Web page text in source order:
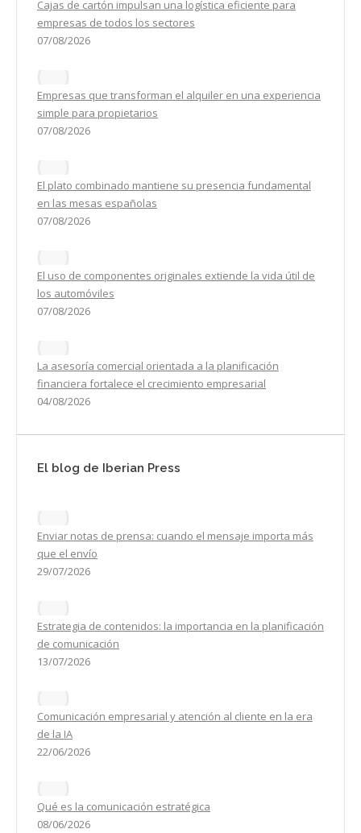
Cajas de cartón impulsan una logística eficiente para
empresas de todos los sectores
07/08/2026
Empresas que transforman el alquiler en una experiencia
simple para propietarios
07/08/2026
El plato combinado mantiene su presencia fundamental
en las mesas españolas
07/08/2026
El uso de componentes originales extiende la vida útil de
los automóviles
07/08/2026
La asesoría comercial orientada a la planificación
financiera fortalece el crecimiento empresarial
04/08/2026
El blog de Iberian Press
Enviar notas de prensa: cuando el mensaje importa más
que el envío
29/07/2026
Estrategia de contenidos: la importancia en la planificación
de comunicación
13/07/2026
Comunicación empresarial y atención al cliente en la era
de la IA
22/06/2026
Qué es la comunicación estratégica
08/06/2026